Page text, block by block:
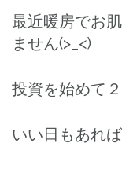
最近暖房でお
ません(>_<)
投資を始めて
いい日もあれ